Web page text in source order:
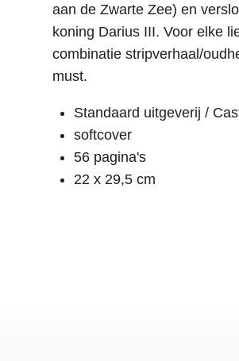
aan de Zwarte Zee) en
koning Darius III. Voor elke
combinatie stripverhaal/
must.
Standaard uitgeverij /
softcover
56 pagina's
22 x 29,5 cm